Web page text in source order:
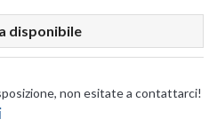
disponibile
non esitate a contattarci!